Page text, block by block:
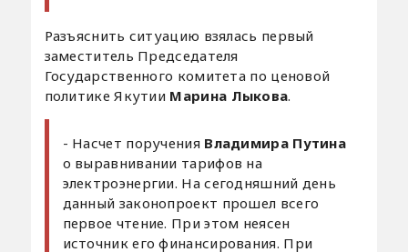
Разъяснить ситуацию взялась первый
заместитель Председателя
Государственного комитета по ценовой
политике Якутии Марина Лыкова.
- Насчет поручения Владимира Путина
о выравнивании тарифов на
электроэнергии. На сегодняшний день
данный законопроект прошел всего
первое чтение. При этом неясен
источник его финансирования. При